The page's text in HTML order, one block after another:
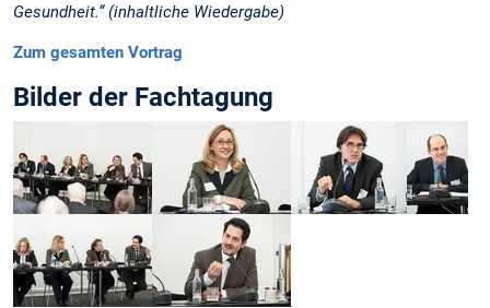
Gesundheit.“ (inhaltliche Wiedergabe)
Zum gesamten Vortrag
Bilder der Fachtagung